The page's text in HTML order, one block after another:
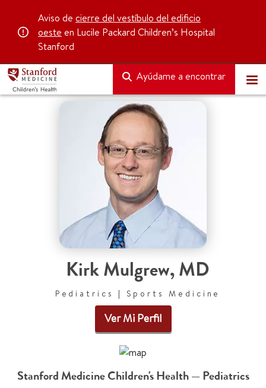
Aviso de cierre del vestíbulo del edificio
oeste en Lucile Packard Children’s Hospital
Stanford
Ayúdame a encontrar
Kirk Mulgrew, MD
Pediatrics | Sports Medicine
Ver Mi Perfil
Stanford Medicine Children's Health — Pediatrics